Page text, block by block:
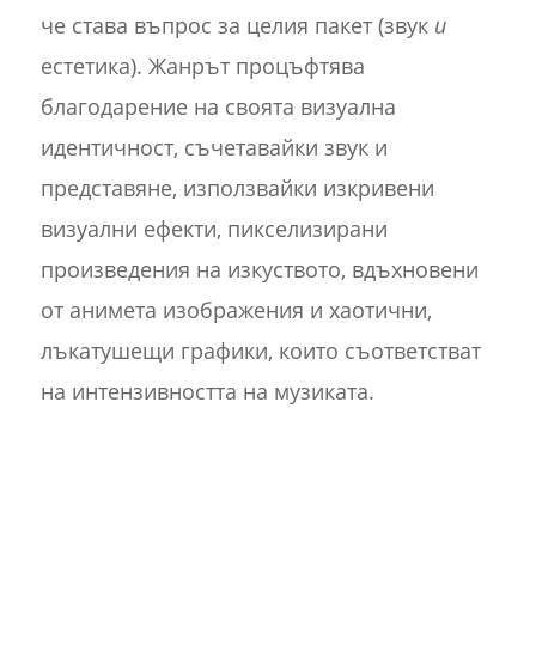
че става въпрос за целия пакет (звук и
естетика). Жанрът процъфтява
благодарение на своята визуална
идентичност, съчетавайки звук и
представяне, използвайки изкривени
визуални ефекти, пикселизирани
произведения на изкуството, вдъхновени
от анимета изображения и хаотични,
лъкатушещи графики, които съответстват
на интензивността на музиката.